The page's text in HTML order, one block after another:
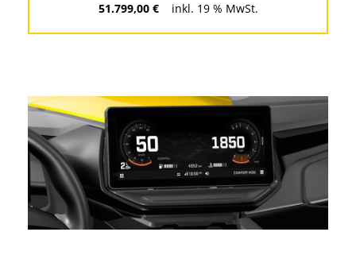
51.799,00 €inkl. 19 % MwSt.